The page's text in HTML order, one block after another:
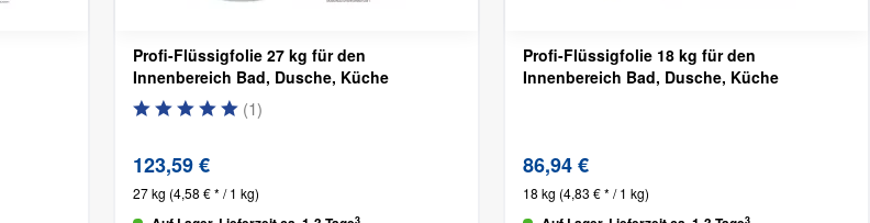
Profi-Flüssigfolie 27 kg für den
Innenbereich Bad, Dusche, Küche
(1)
123,59 €
27 kg (4,58 € * / 1 kg)
3
Profi-Flüssigfolie 18 kg für den
Innenbereich Bad, Dusche, Küche
86,94 €
18 kg (4,83 € * / 1 kg)
3